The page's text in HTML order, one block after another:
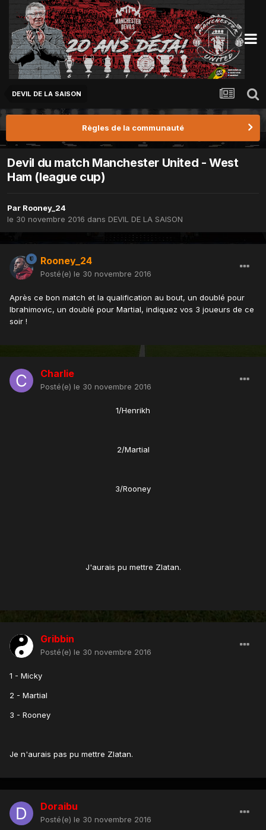
DEVIL DE LA SAISON
Règles de la communauté
Devil du match Manchester United - West
Ham (league cup)
Par Rooney_24
le 30 novembre 2016 dans DEVIL DE LA SAISON
Rooney_24
Posté(e) le 30 novembre 2016
Après ce bon match et la qualification au bout, un doublé pour
Ibrahimovic, un doublé pour Martial, indiquez vos 3 joueurs de ce
soir !
Charlie
Posté(e) le 30 novembre 2016
1/Henrikh
2/Martial
3/Rooney
J'aurais pu mettre Zlatan.
Gribbin
Posté(e) le 30 novembre 2016
1 - Micky
2 - Martial
3 - Rooney
Je n'aurais pas pu mettre Zlatan.
Doraibu
Posté(e) le 30 novembre 2016